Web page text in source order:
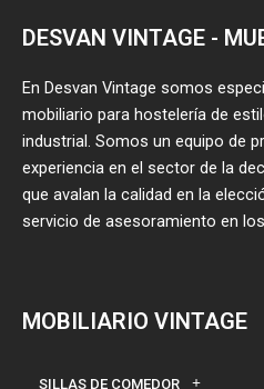
DESVAN VINTAGE -
En Desvan Vintage somos
mobiliario para hostelería de
industrial. Somos un equipo de
experiencia en el sector de la
que avalan la calidad en la
servicio de asesoramiento en
MOBILIARIO VINTAGE
SILLAS DE COMEDOR